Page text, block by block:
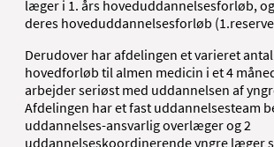
læger i 1. års hoveduddannelsesforløb,
deres hoveduddannelsesforløb
Derudover har afdelingen et varieret
hovedforløb til almen medicin i et 4
arbejder seriøst med uddannelsen af
Afdelingen har et fast uddannelsesteam
uddannelses-ansvarlig overlæger og 2
uddannelseskoordinerende yngre læger